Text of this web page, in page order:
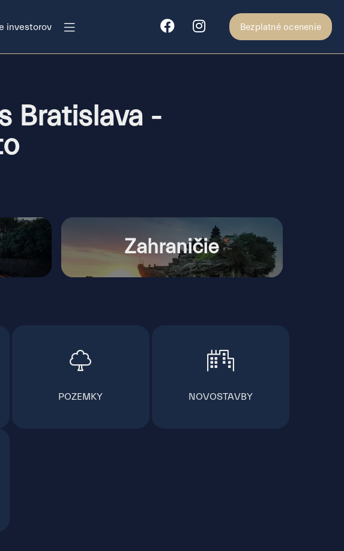
investorov Bezplatné ocenenie
Bratislava -
Zahraničie
POZEMKY NOVOSTAVBY